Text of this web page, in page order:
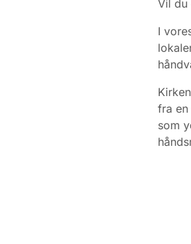
Vil
I
fra
som